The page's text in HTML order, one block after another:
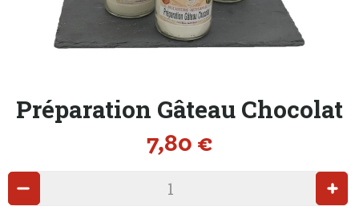
Préparation Gâteau Chocolat
7,80 €